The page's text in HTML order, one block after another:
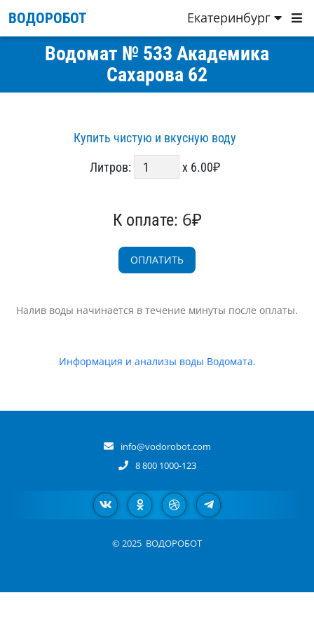
ВОДОРОБОТ Екатеринбург
Водомат № 533 Академика
Сахарова 62
Купить чистую и вкусную воду
Литров:
x 6.00₽
К оплате: 6₽
Налив воды начинается в течение минуты после оплаты.
Информация и анализы воды Водомата.
info@vodorobot.com
8 800 1000-123
© 2025 ВОДОРОБОТ